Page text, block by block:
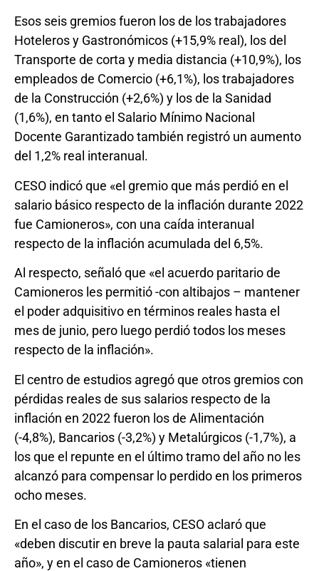
Esos seis gremios fueron los de los trabajadores
Hoteleros y Gastronómicos (+15,9% real), los del
Transporte de corta y media distancia (+10,9%), los
empleados de Comercio (+6,1%), los trabajadores
de la Construcción (+2,6%) y los de la Sanidad
(1,6%), en tanto el Salario Mínimo Nacional
Docente Garantizado también registró un aumento
del 1,2% real interanual.
CESO indicó que «el gremio que más perdió en el
salario básico respecto de la inflación durante 2022
fue Camioneros», con una caída interanual
respecto de la inflación acumulada del 6,5%.
Al respecto, señaló que «el acuerdo paritario de
Camioneros les permitió -con altibajos – mantener
el poder adquisitivo en términos reales hasta el
mes de junio, pero luego perdió todos los meses
respecto de la inflación».
El centro de estudios agregó que otros gremios con
pérdidas reales de sus salarios respecto de la
inflación en 2022 fueron los de Alimentación
(-4,8%), Bancarios (-3,2%) y Metalúrgicos (-1,7%), a
los que el repunte en el último tramo del año no les
alcanzó para compensar lo perdido en los primeros
ocho meses.
En el caso de los Bancarios, CESO aclaró que
«deben discutir en breve la pauta salarial para este
año», y en el caso de Camioneros «tienen